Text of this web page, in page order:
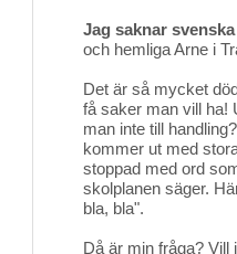
Jag saknar svenska
och hemliga Arne i
Det är så mycket
få saker man vill ha!
man inte till
kommer ut med
stoppad med ord
skolplanen säger.
bla, bla".
Då är min fråga? Vill